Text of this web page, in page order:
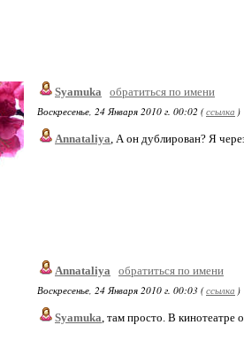
Syamuka
обратиться по имени
Воскресенье, 24 Января 2010 г. 00:02 (ссылка )
Annataliya, А он дублирован? Я
Annataliya
обратиться по имени
Воскресенье, 24 Января 2010 г. 00:03 (ссылка )
Syamuka, там просто. В кинотеатре